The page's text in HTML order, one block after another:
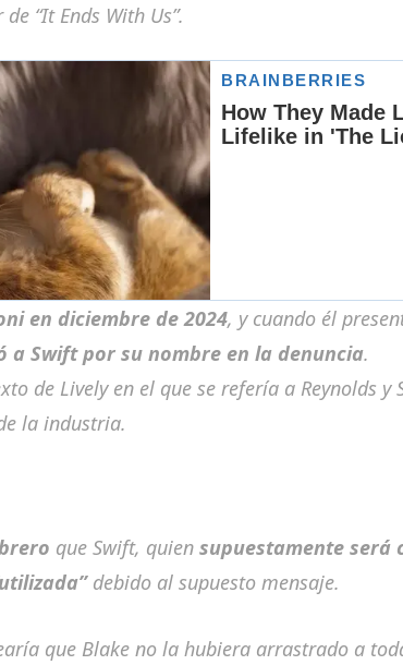
de “It Ends With Us”.
en diciembre de 2024, y cuando él
a Swift por su nombre en la denuncia.
de Lively en el que se refería a Reynolds y
la industria.
que Swift, quien supuestamente será
debido al supuesto mensaje.
que Blake no la hubiera arrastrado a